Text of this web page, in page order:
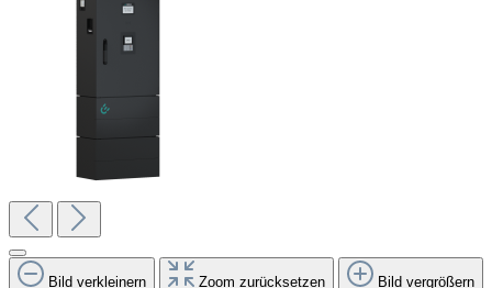
Bild verkleinern Zoom zurücksetzen Bild vergrößern